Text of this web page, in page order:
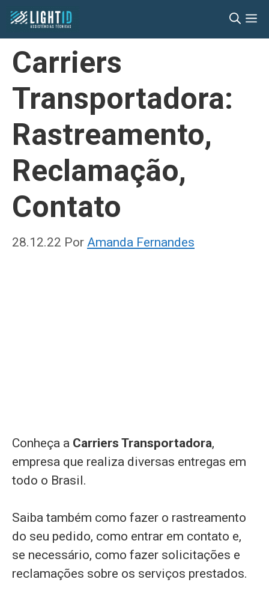
Pular
para
conteúdo
Carriers
Transportadora:
Rastreamento,
Reclamação,
Contato
28.12.22 Por Amanda Fernandes
Conheça a Carriers Transportadora,
empresa que realiza diversas entregas em
todo o Brasil.
Saiba também como fazer o rastreamento
do seu pedido, como entrar em contato e,
se necessário, como fazer solicitações e
reclamações sobre os serviços prestados.